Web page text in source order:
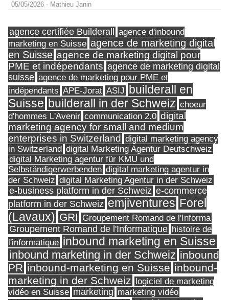
05/05/2026 - Mathieu Janin
agence certifiée Builderall
agence d'inbound
marketing en Suisse agence de marketing digital
en Suisse agence de marketing digital pour
PME et indépendants agence de marketing digital
suisse agence de marketing pour PME et
indépendants APE-Jorat ASIJ builderall en
Suisse builderall in der Schweiz choeur
d'hommes L'Avenir communication 2.0 digital
marketing agency for small and medium
enterprises in Switzerland digital marketing agency
in Switzerland digital Marketing Agentur Deutschweiz
digital Marketing agentur für KMU und
Selbständigerwerbenden digital marketing agentur in
der Schweiz digital Marketing Agentur in der Schweiz
e-business platform in der Schweiz e-commerce
platform in der Schweiz emjiventures Forel
(Lavaux) GRI Groupement Romand de l'Informa
Groupement Romand de l'Informatique histoire de
l'informatique inbound marketing en Suisse
inbound marketing in der Schweiz inbound
PR inbound-marketing en Suisse inbound-
marketing in der Schweiz logiciel de marketing
vidéo en Suisse marketing marketing vidéo